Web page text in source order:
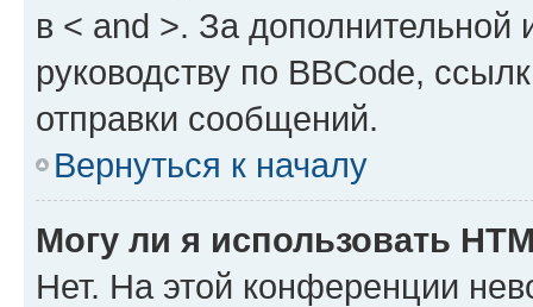
в < and >. За
руководству по BBCode,
отправки сообщений.
Вернуться к началу
Могу ли я использовать
Нет. На этой конференции